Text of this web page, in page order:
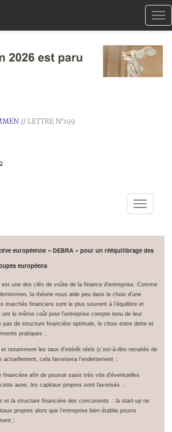
// LETTRE N°199
Toggle
navigation
européenne « DEBRA » pour un rééquilibrage des
européens
est une des clés de voûte de la finance d’entreprise. Comme
la théorie nous aide peu dans le choix d’une
marchés financiers sont le plus souvent à l’équilibre et
le même coût pour l’entreprise compte tenu de leur
pas de structure financière optimale, le choix entre dette et
pratiques :
notamment les taux d’intérêt réels (c’est-à-dire retraités de
actuellement, cela favorisera l’endettement ;
financière afin de pouvoir saisir très vite d’éventuelles
aune, les capitaux propres sont favorisés ;
et la structure financière des concurrents : la start-up ne
propres alors que l’entreprise bien établie pourra
;